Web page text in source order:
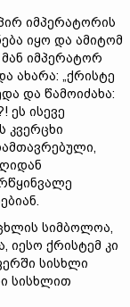
იმპერატორის
იყო და ამიტომ
იმპერატორ
ახარა: „ქრისტე
და წამოიძახა:
ეს ისევე
კვერცხი
სიმბოლოა,
იესო ქრისტემ კი
სისხლი
სისხლით